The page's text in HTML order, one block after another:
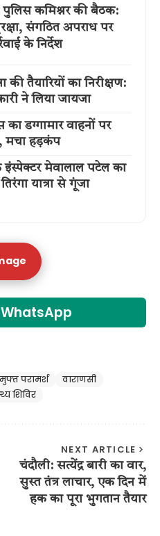
पुलिस कमिश्नर की बैठक:
संगठित अपराध पर
के निर्देश
की तैयारियों का निरीक्षण:
ने लिया जायजा
का डग्गामार वाहनों पर
मचा हड़कंप
मेवालाल पटेल का
यात्रा से गूंजा
मुफ्त परामर्श
वाराणसी
शिविर
NEXT ARTICLE
चंदौली: सत्येंद्र बारी का वार,
सुस्त तंत्र लाचार, एक दिन में
हक का पूरा भुगतान तैयार